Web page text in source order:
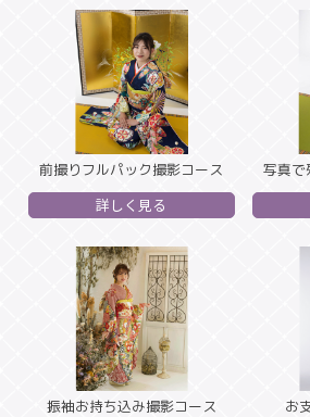
前撮りフルパック撮影コース
詳しく見る
写真で
振袖お持ち込み撮影コース お